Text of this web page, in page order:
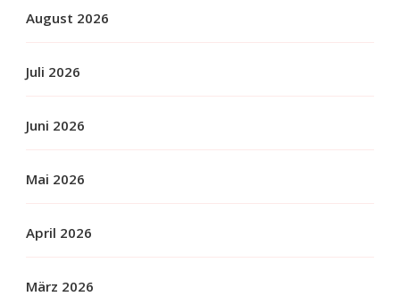
August 2026
Juli 2026
Juni 2026
Mai 2026
April 2026
März 2026